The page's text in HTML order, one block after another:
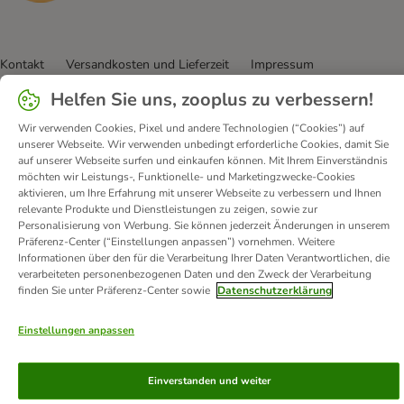
Kontakt Versandkosten und Lieferzeit
Impressum
Allgemeine Geschäftsbedingungen
Digital Services Act
Vertrag widerrufen
Entsorgungs- und Umweltbestimmungen
Zahlungsarten
Über uns Partnerprogramme
Karriere
Corporate Website
Datenschutz Erklärung zur Barrierefreiheit
© zooplus SE 2026
Helfen Sie uns, zooplus zu verbessern!
Wir verwenden Cookies, Pixel und andere Technologien (“Cookies”) auf
unserer Webseite. Wir verwenden unbedingt erforderliche Cookies, damit Sie
auf unserer Webseite surfen und einkaufen können. Mit Ihrem Einverständnis
möchten wir Leistungs-, Funktionelle- und Marketingzwecke-Cookies
aktivieren, um Ihre Erfahrung mit unserer Webseite zu verbessern und Ihnen
relevante Produkte und Dienstleistungen zu zeigen, sowie zur
Personalisierung von Werbung. Sie können jederzeit Änderungen in unserem
Präferenz-Center (“Einstellungen anpassen”) vornehmen. Weitere
Informationen über den für die Verarbeitung Ihrer Daten Verantwortlichen, die
verarbeiteten personenbezogenen Daten und den Zweck der Verarbeitung
finden Sie unter Präferenz-Center sowie Datenschutzerklärung
Einstellungen anpassen
Einverstanden und weiter